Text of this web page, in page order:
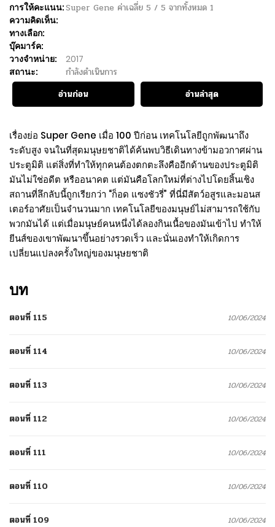
การให้คะแนน:Super Gene ค่าเฉลี่ย 5 / 5 จากทั้งหมด 1
ความคิดเห็น:
ทางเลือก:
บุ๊คมาร์ค:
วางจำหน่าย:
2017
สถานะ:
กำลังดำเนินการ
อ่านก่อน
อ่านล่าสุด
เรื่องย่อ Super Gene เมื่อ 100 ปีก่อน เทคโนโลยีถูกพัฒนาถึง
ระดับสูง จนในที่สุดมนุษยชาติได้ค้นพบวิธีเดินทางข้ามอวกาศผ่าน
ประตูมิติ แต่สิ่งที่ทำให้ทุกคนต้องตกตะลึงคืออีกด้านของประตูมิติ
มันไม่ใช่อดีต หรืออนาคต แต่มันคือโลกใหม่ที่ต่างไปโดยสิ้นเชิง
สถานที่ลึกลับนี้ถูกเรียกว่า “ก็อด แซงชัวรี่” ที่นี่มีสัตว์อสูรและมอนส
เตอร์อาศัยเป็นจำนวนมาก เทคโนโลยีของมนุษย์ไม่สามารถใช้กับ
พวกมันได้ แต่เมื่อมนุษย์คนหนึ่งได้ลองกินเนื้อของมันเข้าไป ทำให้
ยีนส์ของเขาพัฒนาขึ้นอย่างรวดเร็ว และนั่นเองทำให้เกิดการ
เปลี่ยนแปลงครั้งใหญ่ของมนุษยชาติ
บท
ตอนที่ 115 10/06/2024
ตอนที่ 114 10/06/2024
ตอนที่ 113 10/06/2024
ตอนที่ 112 10/06/2024
ตอนที่ 111 10/06/2024
ตอนที่ 110 10/06/2024
ตอนที่ 109 10/06/2024